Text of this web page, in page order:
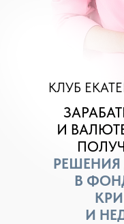
И
В
И
КЛУБ